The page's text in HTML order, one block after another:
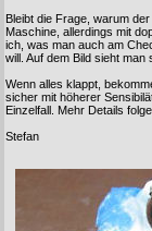
Bleibt die Frage, warum
Maschine, allerdings mit
ich, was man auch am
will. Auf dem Bild sieht
Wenn alles klappt,
sicher mit höherer
Einzelfall. Mehr Details
Stefan